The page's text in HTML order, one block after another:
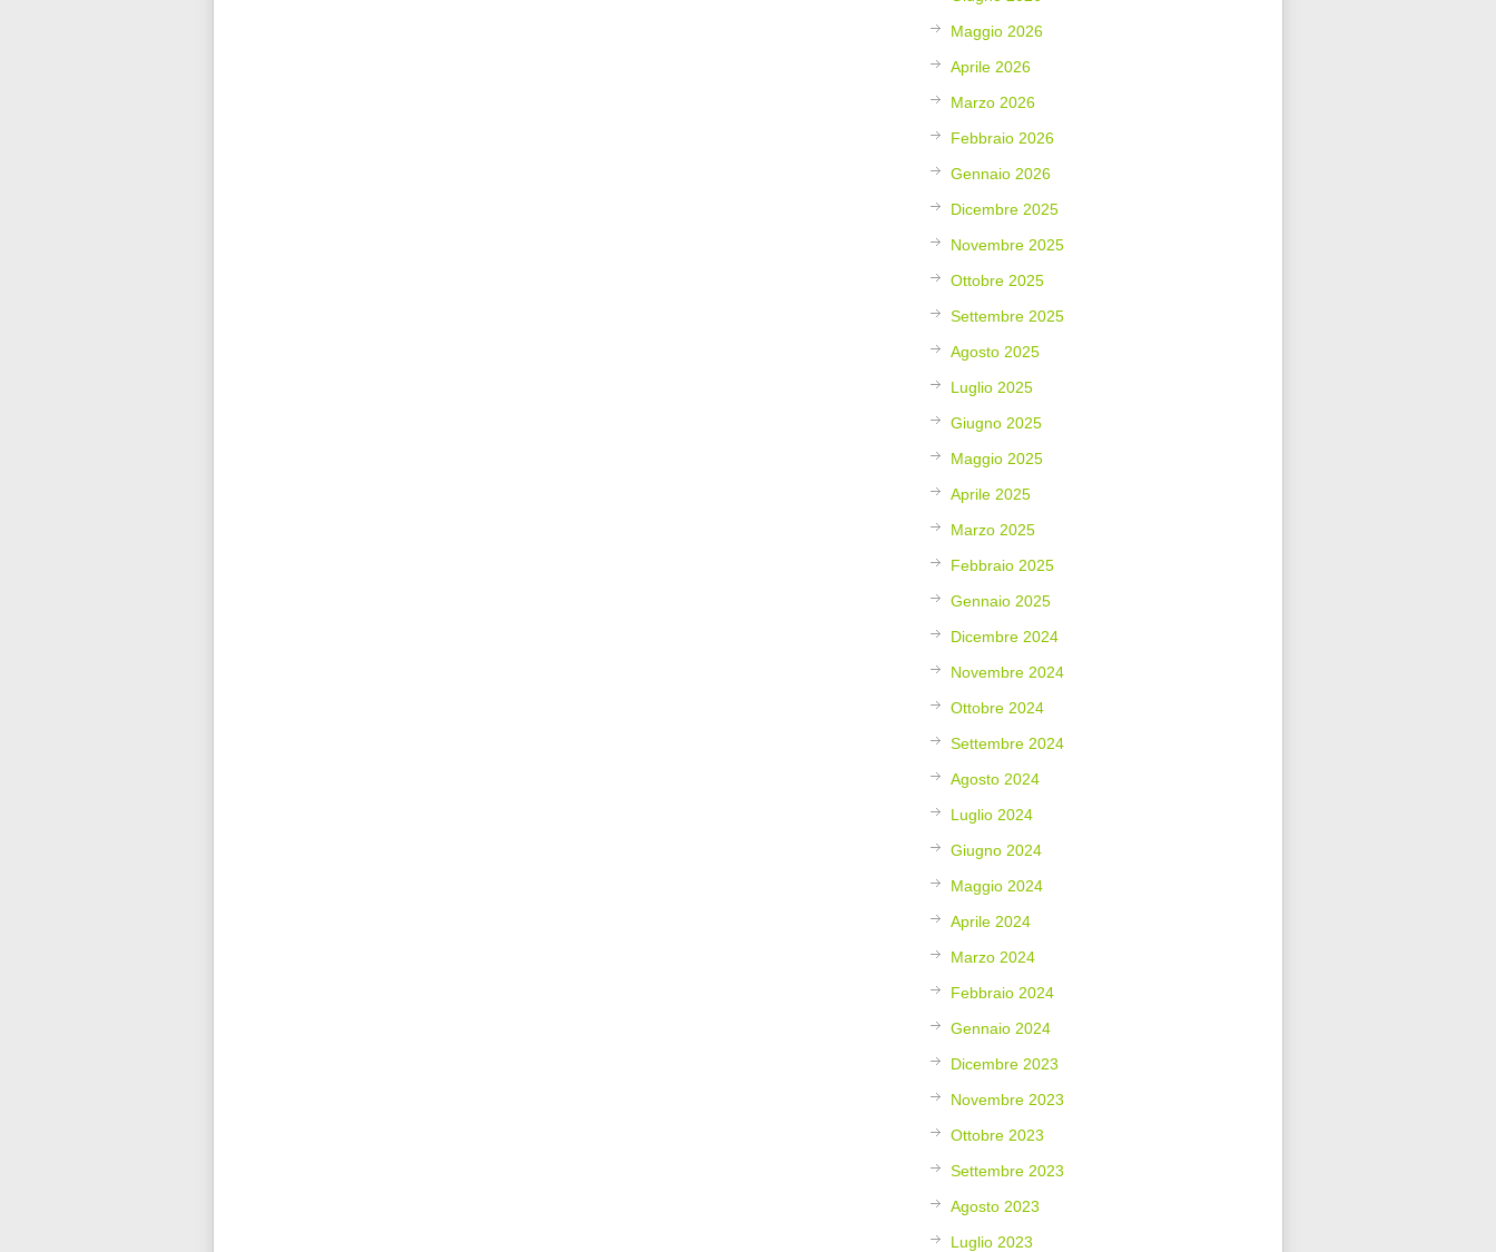
Maggio 2026
Aprile 2026
Marzo 2026
Febbraio 2026
Gennaio 2026
Dicembre 2025
Novembre 2025
Ottobre 2025
Settembre 2025
Agosto 2025
Luglio 2025
Giugno 2025
Maggio 2025
Aprile 2025
Marzo 2025
Febbraio 2025
Gennaio 2025
Dicembre 2024
Novembre 2024
Ottobre 2024
Settembre 2024
Agosto 2024
Luglio 2024
Giugno 2024
Maggio 2024
Aprile 2024
Marzo 2024
Febbraio 2024
Gennaio 2024
Dicembre 2023
Novembre 2023
Ottobre 2023
Settembre 2023
Agosto 2023
Luglio 2023